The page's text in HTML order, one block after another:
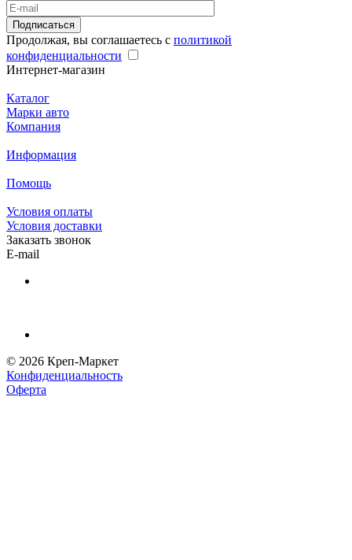
Подписаться
Продолжая, вы соглашаетесь с политикой
конфиденциальности
Интернет-магазин
Каталог
Марки авто
Компания
Информация
Помощь
Условия оплаты
Условия доставки
Заказать звонок
E-mail
© 2026 Креп-Маркет
Конфиденциальность
Оферта